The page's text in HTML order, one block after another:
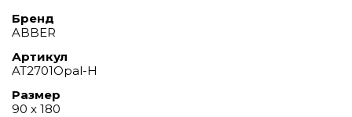
Бренд
ABBER
Артикул
AT2701Opal-H
Размер
90 х 180